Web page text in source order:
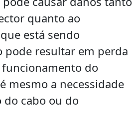
quanto ao
está sendo
pode resultar em perda
do
mesmo a necessidade
cabo ou do